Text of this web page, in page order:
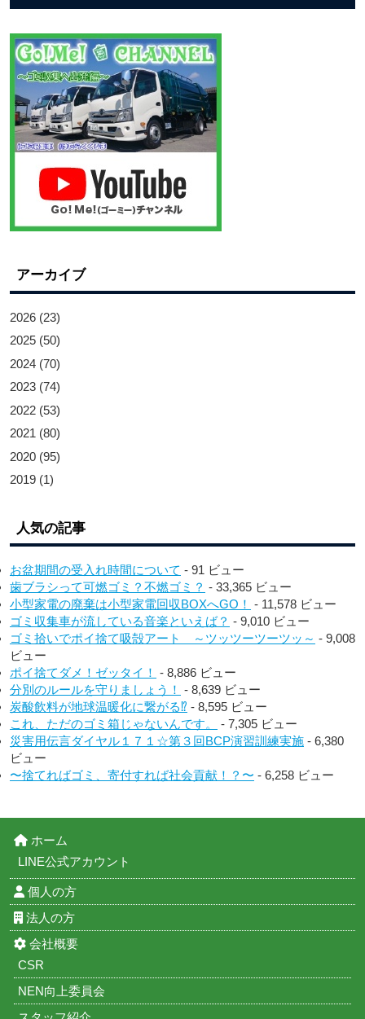
アーカイブ
2026 (23)
2025 (50)
2024 (70)
2023 (74)
2022 (53)
2021 (80)
2020 (95)
2019 (1)
人気の記事
お盆期間の受入れ時間について - 91 ビュー
歯ブラシって可燃ゴミ？不燃ゴミ？ - 33,365 ビュー
小型家電の廃棄は小型家電回収BOXへGO！ - 11,578 ビュー
ゴミ収集車が流している音楽といえば？ - 9,010 ビュー
ゴミ拾いでポイ捨て吸殻アート ～ツッツーツーツッ～ - 9,008
ビュー
ポイ捨てダメ！ゼッタイ！ - 8,886 ビュー
分別のルールを守りましょう！ - 8,639 ビュー
炭酸飲料が地球温暖化に繋がる⁉︎ - 8,595 ビュー
これ、ただのゴミ箱じゃないんです。
- 7,305 ビュー
災害用伝言ダイヤル１７１☆第３回BCP演習訓練実施 - 6,380
ビュー
〜捨てればゴミ、寄付すれば社会貢献！？〜 - 6,258 ビュー
ホーム
LINE公式アカウント
個人の方
法人の方
会社概要
CSR
NEN向上委員会